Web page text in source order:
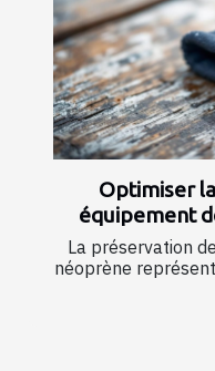
Optimiser
équipement
La préservation
néoprène